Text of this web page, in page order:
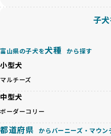
BreederFamiliesでは、すべ
接のヒアリング、現地確認を
このプロセスにより、育成環
ーダー自身の理念や姿勢まで
ため、どのブリーダーを選ん
だけます。
す。
ゃんが長時間の輸送を強いら
ちゃんの社会性や基本的なし
があります。
ペットショップやオークショ
ことを大切にしています。ま
認し、ワンちゃんが安心し
接の引き渡しを基本とします。
一方で、営利優先ブリーダー
子
富山県の子犬を犬種 から探す
小型犬
マルチーズ
中型犬
ボーダーコリー
都道府県 からバーニーズ・マウ